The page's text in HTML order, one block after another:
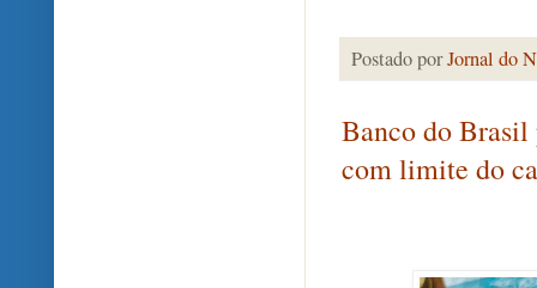
Postado porJornal do
Banco do
com limite do